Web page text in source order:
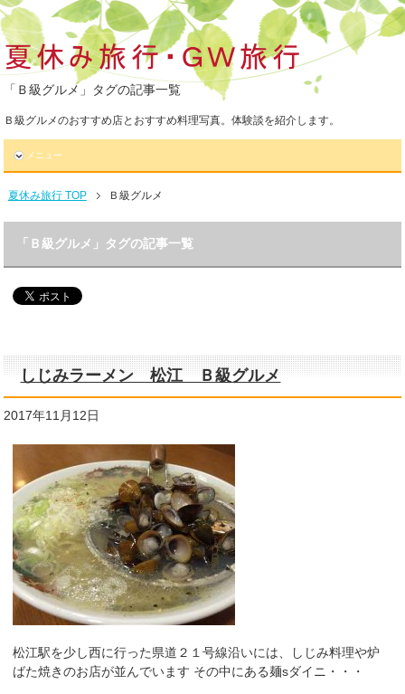
「Ｂ級グルメ」タグの記事一覧
Ｂ級グルメのおすすめ店とおすすめ料理写真。体験談を紹介します。
メニュー
夏休み旅行 TOP Ｂ級グルメ
「Ｂ級グルメ」タグの記事一覧
しじみラーメン 松江 Ｂ級グルメ
2017年11月12日
松江駅を少し西に行った県道２１号線沿いには、しじみ料理や炉
ばた焼きのお店が並んでいます その中にある麺sダイニ・・・